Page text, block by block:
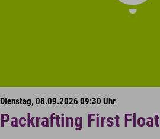
Dienstag, 08.09.2026 09:30 Uhr
Packrafting First Float